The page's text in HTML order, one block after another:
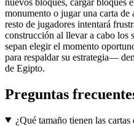
monumento o jugar una carta
resto de jugadores intentará
construcción al llevar a cabo los
sepan elegir el momento
para respaldar su estrategia—
de Egipto.
Preguntas
¿Qué tamaño tienen las cartas